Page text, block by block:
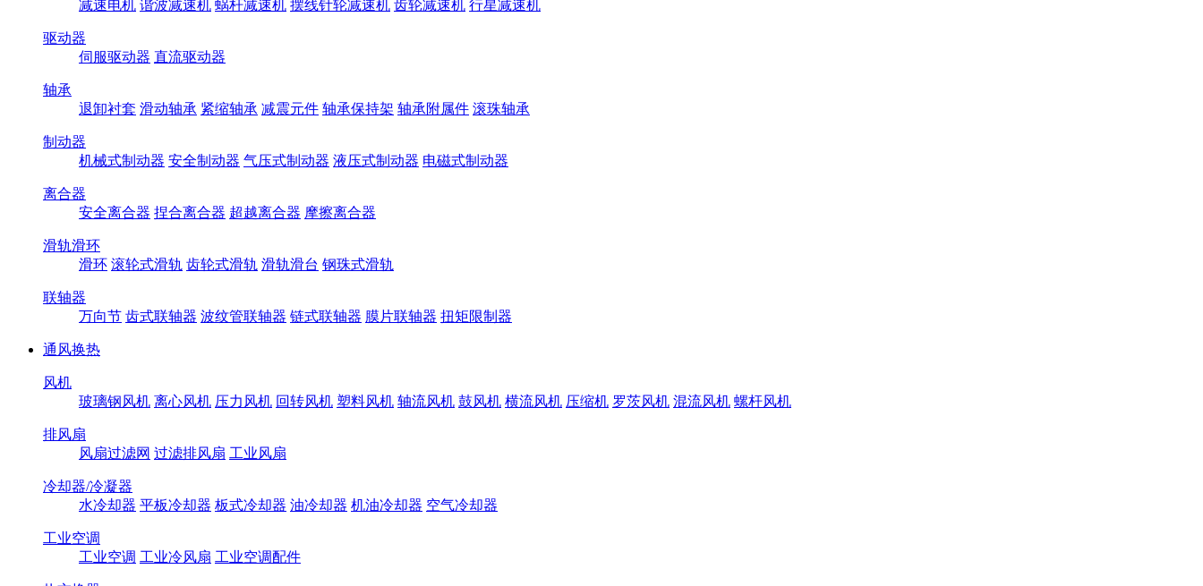
减速电机 谐波减速机 蜗杆减速机 摆线针轮减速机 齿轮减速机 行星减速机
驱动器
伺服驱动器 直流驱动器
轴承
退卸衬套 滑动轴承 紧缩轴承 减震元件 轴承保持架 轴承附属件 滚珠轴承
制动器
机械式制动器 安全制动器 气压式制动器 液压式制动器 电磁式制动器
离合器
安全离合器 捏合离合器 超越离合器 摩擦离合器
滑轨滑环
滑环 滚轮式滑轨 齿轮式滑轨 滑轨滑台 钢珠式滑轨
联轴器
万向节 齿式联轴器 波纹管联轴器 链式联轴器 膜片联轴器 扭矩限制器
通风换热
风机
玻璃钢风机 离心风机 压力风机 回转风机 塑料风机 轴流风机 鼓风机 横流风机 压缩机 罗茨风机 混流风机 螺杆风机
排风扇
风扇过滤网 过滤排风扇 工业风扇
冷却器/冷凝器
水冷却器 平板冷却器 板式冷却器 油冷却器 机油冷却器 空气冷却器
工业空调
工业空调 工业冷风扇 工业空调配件